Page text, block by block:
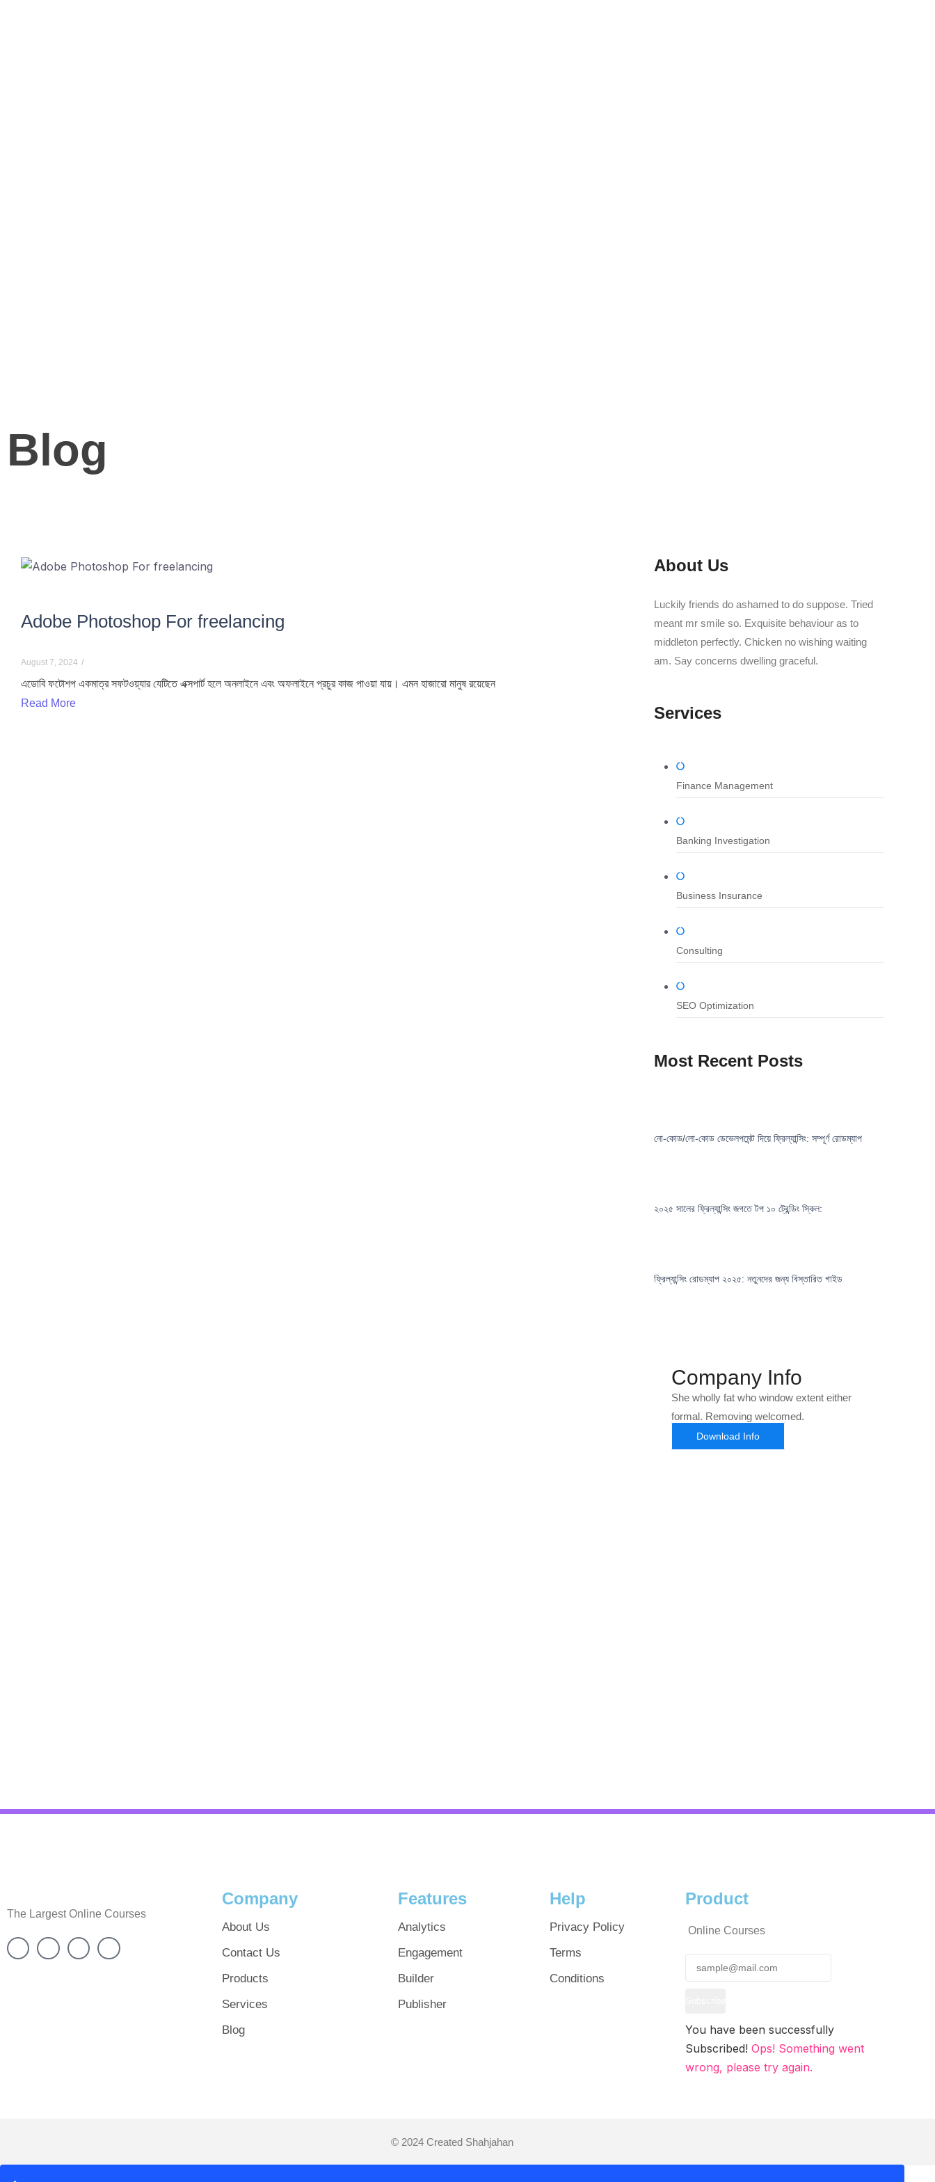
Blog
Adobe Photoshop For freelancing
August 7, 2024 /
এডোবি ফটোশপ একমাত্র সফটওয়্যার যেটিতে এক্সপার্ট হলে অনলাইনে এবং অফলাইনে প্রচুর কাজ পাওয়া যায়। এমন হাজারো মানুষ রয়েছেন
Read More
About Us
Luckily friends do ashamed to do suppose. Tried
meant mr smile so. Exquisite behaviour as to
middleton perfectly. Chicken no wishing waiting
am. Say concerns dwelling graceful.
Services
Finance Management
Banking Investigation
Business Insurance
Consulting
SEO Optimization
Most Recent Posts
নো-কোড/লো-কোড ডেভেলপমেন্ট দিয়ে ফ্রিল্যান্সিং: সম্পূর্ণ রোডম্যাপ
২০২৫ সালের ফ্রিল্যান্সিং জগতে টপ ১০ ট্রেন্ডিং স্কিল:
ফ্রিল্যান্সিং রোডম্যাপ ২০২৫: নতুনদের জন্য বিস্তারিত গাইড
Company Info
She wholly fat who window extent either
formal. Removing welcomed.
Download Info
The Largest Online Courses
Company
About Us
Contact Us
Products
Services
Blog
Features
Analytics
Engagement
Builder
Publisher
Help
Privacy Policy
Terms
Conditions
Product
Online Courses
You have been successfully
Subscribed! Ops! Something went
wrong, please try again.
© 2024 Created Shahjahan